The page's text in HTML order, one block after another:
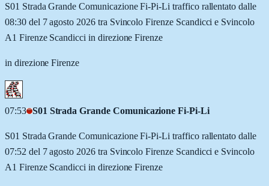
S01 Strada Grande Comunicazione Fi-Pi-Li traffico rallentato dalle
08:30 del 7 agosto 2026 tra Svincolo Firenze Scandicci e Svincolo
A1 Firenze Scandicci in direzione Firenze
in direzione Firenze
07:53 S01 Strada Grande Comunicazione Fi-Pi-Li
S01 Strada Grande Comunicazione Fi-Pi-Li traffico rallentato dalle
07:52 del 7 agosto 2026 tra Svincolo Firenze Scandicci e Svincolo
A1 Firenze Scandicci in direzione Firenze